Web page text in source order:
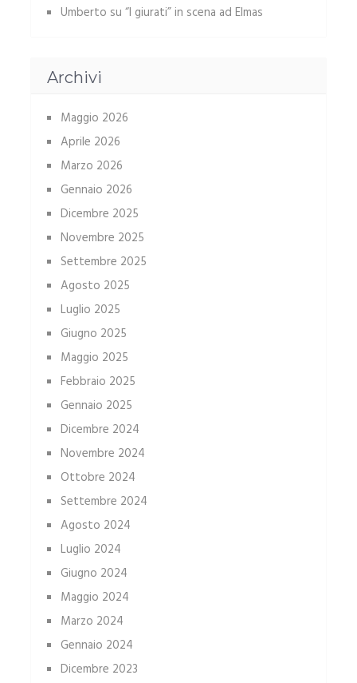
Umberto su “I giurati” in scena ad Elmas
Archivi
Maggio 2026
Aprile 2026
Marzo 2026
Gennaio 2026
Dicembre 2025
Novembre 2025
Settembre 2025
Agosto 2025
Luglio 2025
Giugno 2025
Maggio 2025
Febbraio 2025
Gennaio 2025
Dicembre 2024
Novembre 2024
Ottobre 2024
Settembre 2024
Agosto 2024
Luglio 2024
Giugno 2024
Maggio 2024
Marzo 2024
Gennaio 2024
Dicembre 2023